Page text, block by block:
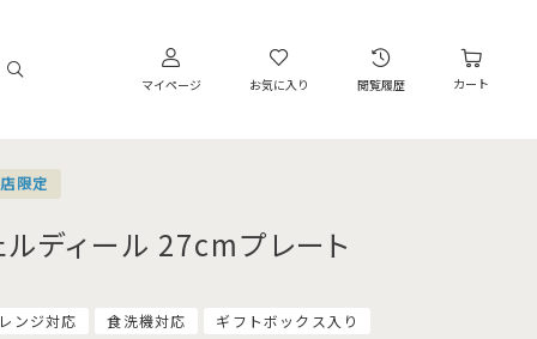
マイページ お気に入り 閲覧履歴 カート
限定
ルディール 27cmプレート
ンジ対応 食洗機対応 ギフトボックス入り